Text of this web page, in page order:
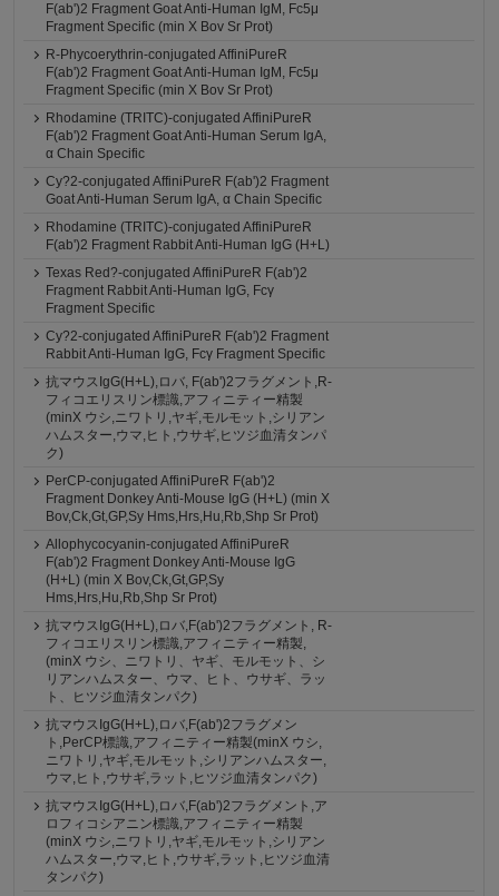
F(ab')2 Fragment Goat Anti-Human IgM, Fc5μ
Fragment Specific (min X Bov Sr Prot)
R-Phycoerythrin-conjugated AffiniPureR
F(ab')2 Fragment Goat Anti-Human IgM, Fc5μ
Fragment Specific (min X Bov Sr Prot)
Rhodamine (TRITC)-conjugated AffiniPureR
F(ab')2 Fragment Goat Anti-Human Serum IgA,
α Chain Specific
Cy?2-conjugated AffiniPureR F(ab')2 Fragment
Goat Anti-Human Serum IgA, α Chain Specific
Rhodamine (TRITC)-conjugated AffiniPureR
F(ab')2 Fragment Rabbit Anti-Human IgG (H+L)
Texas Red?-conjugated AffiniPureR F(ab')2
Fragment Rabbit Anti-Human IgG, Fcγ
Fragment Specific
Cy?2-conjugated AffiniPureR F(ab')2 Fragment
Rabbit Anti-Human IgG, Fcγ Fragment Specific
抗マウスIgG(H+L),ロバ, F(ab')2フラグメント,R-
フィコエリスリン標識,アフィニティー精製
(minX ウシ,ニワトリ,ヤギ,モルモット,シリアン
ハムスター,ウマ,ヒト,ウサギ,ヒツジ血清タンパ
ク)
PerCP-conjugated AffiniPureR F(ab')2
Fragment Donkey Anti-Mouse IgG (H+L) (min X
Bov,Ck,Gt,GP,Sy Hms,Hrs,Hu,Rb,Shp Sr Prot)
Allophycocyanin-conjugated AffiniPureR
F(ab')2 Fragment Donkey Anti-Mouse IgG
(H+L) (min X Bov,Ck,Gt,GP,Sy
Hms,Hrs,Hu,Rb,Shp Sr Prot)
抗マウスIgG(H+L),ロバ,F(ab')2フラグメント, R-
フィコエリスリン標識,アフィニティー精製,
(minX ウシ、ニワトリ、ヤギ、モルモット、シ
リアンハムスター、ウマ、ヒト、ウサギ、ラッ
ト、ヒツジ血清タンパク)
抗マウスIgG(H+L),ロバ,F(ab')2フラグメン
ト,PerCP標識,アフィニティー精製(minX ウシ,
ニワトリ,ヤギ,モルモット,シリアンハムスター,
ウマ,ヒト,ウサギ,ラット,ヒツジ血清タンパク)
抗マウスIgG(H+L),ロバ,F(ab')2フラグメント,ア
ロフィコシアニン標識,アフィニティー精製
(minX ウシ,ニワトリ,ヤギ,モルモット,シリアン
ハムスター,ウマ,ヒト,ウサギ,ラット,ヒツジ血清
タンパク)